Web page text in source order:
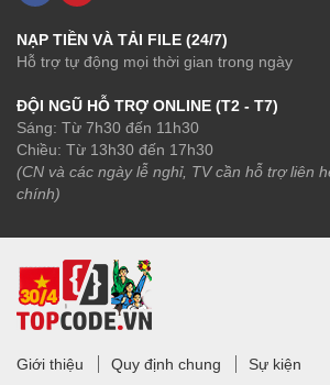
NẠP TIỀN VÀ TẢI FILE (24/7)
Hỗ trợ tự động mọi thời gian trong ngày
ĐỘI NGŨ HỖ TRỢ ONLINE (T2 - T7)
Sáng: Từ 7h30 đến 11h30
Chiều: Từ 13h30 đến 17h30
(CN và các ngày lễ nghỉ, TV cần hỗ trợ liên
chính)
Giới thiệu Quy định chung
Sự kiện